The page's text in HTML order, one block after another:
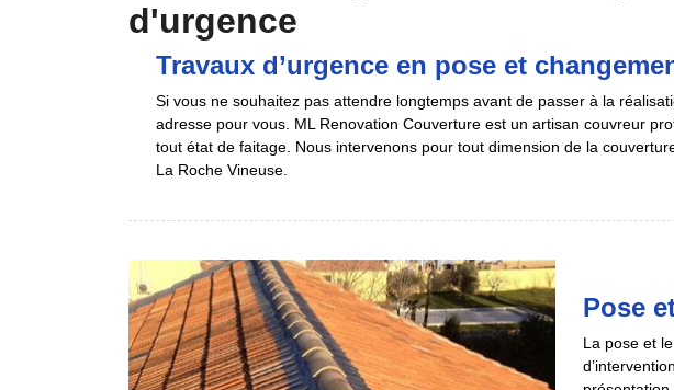
d'urgence
Travaux d’urgence en pose et
Si vous ne souhaitez pas attendre longtemps avant de passer à la
adresse pour vous. ML Renovation Couverture est un artisan couvreur
tout état de faitage. Nous intervenons pour tout dimension de la
La Roche Vineuse.
Pose
La pose et